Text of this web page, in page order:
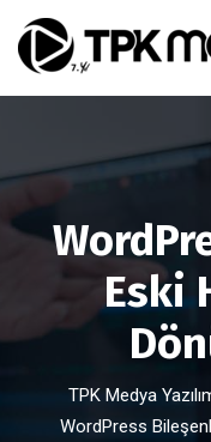
Eski
TPK Medya
WordPress